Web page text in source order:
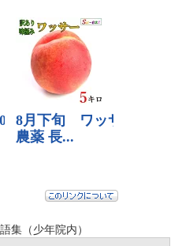
集（少年院内）